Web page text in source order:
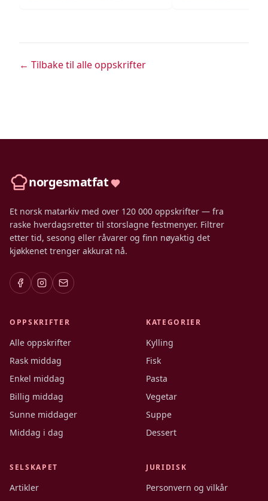
← Tilbake til alle oppskrifter
norgesmatfat
Et norsk matarkiv med over 120 000 oppskrifter — fra
raske hverdagsretter til storslagne festmenyer. Filtrer
etter tid, sesong eller råvarer og finn nøyaktig det
kjøkkenet trenger akkurat nå.
OPPSKRIFTER
Alle oppskrifter
Rask middag
Enkel middag
Billig middag
Sunne middager
Middag i dag
KATEGORIER
Kylling
Fisk
Pasta
Vegetar
Suppe
Dessert
SELSKAPET
Artikler
JURIDISK
Personvern og vilkår